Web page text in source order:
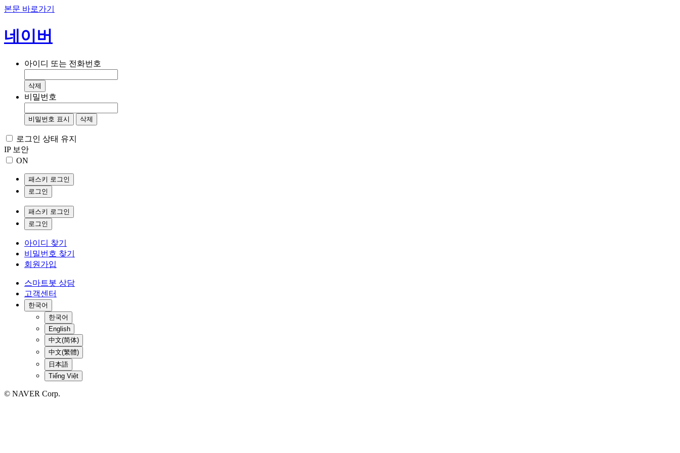
본문 바로가기
네이버
아이디 또는 전화번호
삭제
비밀번호
비밀번호 표시 삭제
로그인 상태 유지
IP 보안
ON
패스키 로그인
로그인
패스키 로그인
로그인
아이디 찾기
비밀번호 찾기
회원가입
스마트봇 상담
고객센터
한국어
한국어
English
中文(简体)
中文(繁體)
日本語
Tiếng Việt
© NAVER Corp.